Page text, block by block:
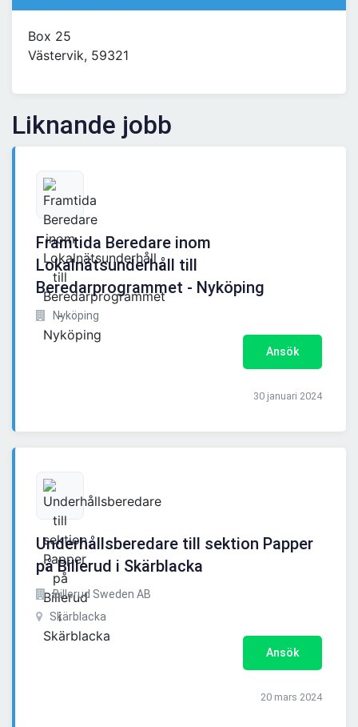
Box 25
Västervik, 59321
Liknande jobb
Framtida Beredare inom
Lokalnätsunderhåll till
Beredarprogrammet - Nyköping
Nyköping
Ansök
30 januari 2024
Underhållsberedare till sektion Papper
på Billerud i Skärblacka
Billerud Sweden AB
Skärblacka
Ansök
20 mars 2024